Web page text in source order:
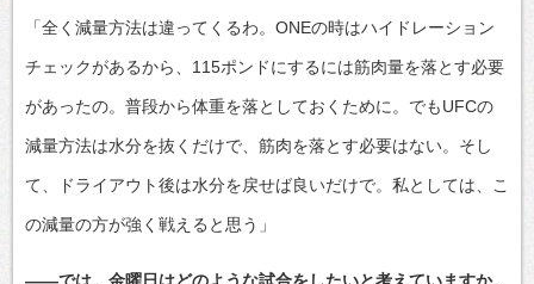
「全く減量方法は違ってくるわ。ONEの時はハイドレーション
チェックがあるから、115ポンドにするには筋肉量を落とす必要
があったの。普段から体重を落としておくために。でもUFCの
減量方法は水分を抜くだけで、筋肉を落とす必要はない。そし
て、ドライアウト後は水分を戻せば良いだけで。私としては、こ
の減量の方が強く戦えると思う」
――では、金曜日はどのような試合をしたいと考えていますか。